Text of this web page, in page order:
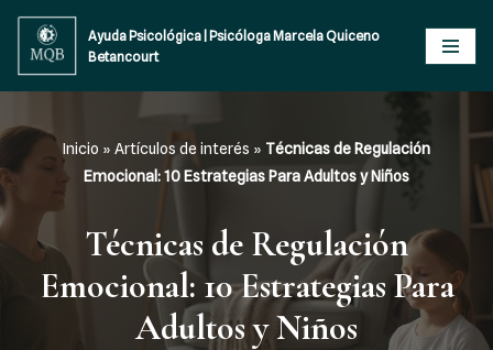
Saltar
al
Ayuda Psicológica | Psicóloga Marcela Quiceno
Betancourt
Inicio » Artículos de interés » Técnicas de Regulación
Emocional: 10 Estrategias Para Adultos y Niños
Técnicas de Regulación
Emocional: 10 Estrategias Para
Adultos y Niños